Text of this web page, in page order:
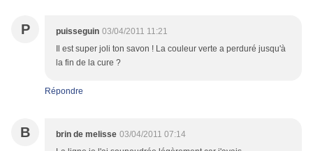
P puisseguin 03/04/2011 11:21
Il est super joli ton savon ! La couleur verte a perduré jusqu'à
la fin de la cure ?
Répondre
B brin de melisse 03/04/2011 07:14